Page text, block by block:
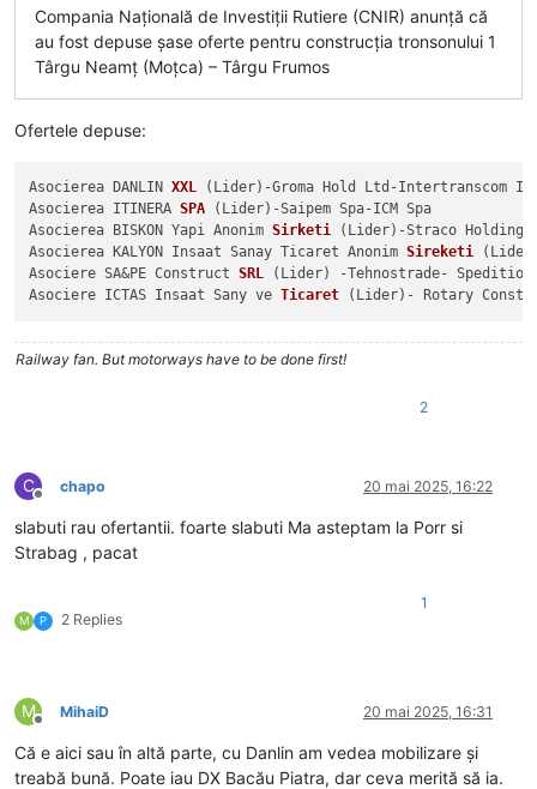
Compania Națională de Investiții Rutiere (CNIR) anunță că
au fost depuse șase oferte pentru construcția tronsonului 1
Târgu Neamț (Moțca) – Târgu Frumos
Ofertele depuse:
Asocierea DANLIN XXL (Lider) -Groma Hold Ltd-Intertranscom
Asocierea ITINERA SPA (Lider) -Saipem Spa-ICM Spa
Asocierea BISKON Yapi Anonim Sirketi (Lider) -Straco
Asocierea KALYON Insaat Sanay Ticaret Anonim Sireketi
Asociere SA&PE Construct SRL (Lider)
-Tehnostrade- Spedition
Asociere ICTAS Insaat Sany ve Ticaret (Lider)
Railway fan. But motorways have to be done first!
2
C
Deconectat
chapo 20 mai 2025, 16:22
slabuti rau ofertantii. foarte slabuti Ma asteptam la Porr si
Strabag , pacat
M P 2 Replies
1
M
Deconectat
MihaiD 20 mai 2025, 16:31
Că e aici sau în altă parte, cu Danlin am vedea mobilizare și
treabă bună. Poate iau DX Bacău Piatra, dar ceva merită să ia.